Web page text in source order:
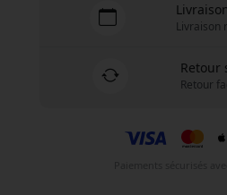
Livraison
Retour
Retour